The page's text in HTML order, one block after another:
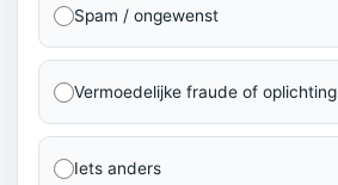
Spam / ongewenst
Vermoedelijke fraude of oplichting
Iets anders